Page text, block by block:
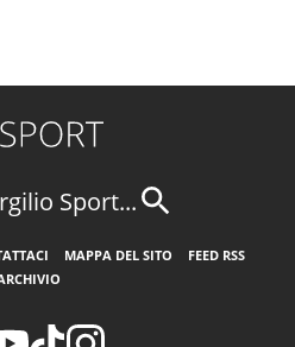
Sport...
MAPPA DEL SITO
FEED RSS